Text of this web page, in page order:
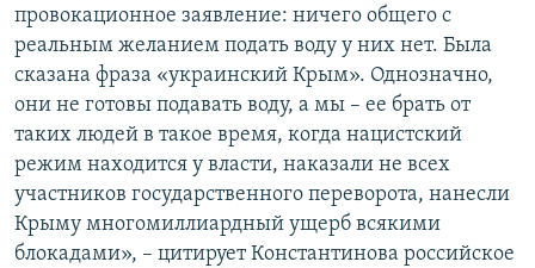
провокационное заявление: ничего общего с
реальным желанием подать воду у них нет. Была
сказана фраза «украинский Крым». Однозначно,
они не готовы подавать воду, а мы – ее брать от
таких людей в такое время, когда нацистский
режим находится у власти, наказали не всех
участников государственного переворота, нанесли
Крыму многомиллиардный ущерб всякими
блокадами», – цитирует Константинова российское